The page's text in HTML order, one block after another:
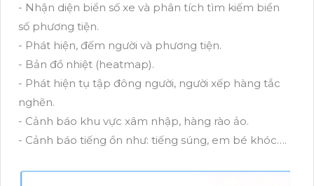
- Nhận diện biển số xe và phân tích tìm kiếm biển
số phương tiện.
- Phát hiện, đếm người và phương tiện.
- Bản đồ nhiệt (heatmap).
- Phát hiện tụ tập đông người, người xếp hàng tắc
nghẽn.
- Cảnh báo khu vực xâm nhập, hàng rào ảo.
- Cảnh báo tiếng ồn như: tiếng súng, em bé khóc….